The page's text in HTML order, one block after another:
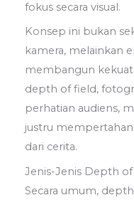
fokus secara visual.
Konsep ini bukan
kamera, melainkan
membangun
depth of field,
perhatian audiens,
justru
dari cerita.
Jenis-Jenis Depth of
Secara umum,